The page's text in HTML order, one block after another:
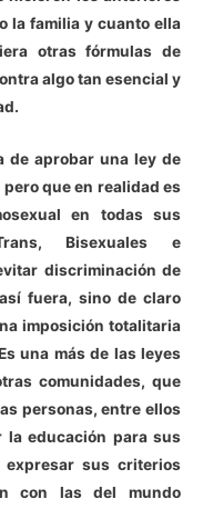
la familia y cuanto ella
otras fórmulas de
algo tan esencial y
de aprobar una ley de
que en realidad es
en todas sus
Bisexuales e
discriminación de
fuera, sino de claro
imposición totalitaria
una más de las leyes
comunidades, que
personas, entre ellos
la educación para sus
sus criterios
con las del mundo